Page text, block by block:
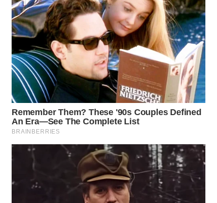
WN
DEPOK
WN
TAPANULI
UTARA
WN
SAMOSIR
WN
PADANG
LAWAS
WN
SUMEDANG